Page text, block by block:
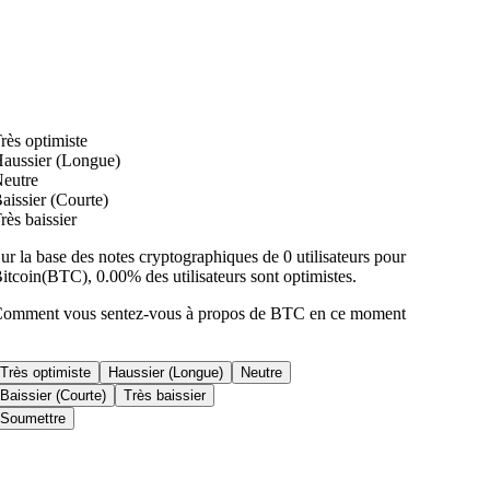
optimiste
(Longue)
(Courte)
baissier
la base des notes cryptographiques de 0 utilisateurs pour
0.00% des utilisateurs sont optimistes.
vous sentez-vous à propos de BTC en ce moment
Très optimiste Haussier (Longue)
Neutre
Baissier (Courte)
Très baissier
Soumettre